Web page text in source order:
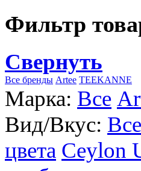
Фильтр
Свернуть
Все бренды Artee TEEKANNE
Марка: Все
Вид/Вкус: Все
цвета Ceylon